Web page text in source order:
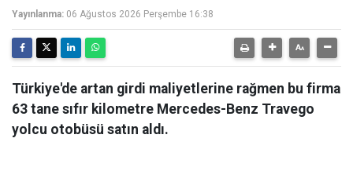
Yayınlanma: 06 Ağustos 2026 Perşembe 16:38
Türkiye'de artan girdi maliyetlerine rağmen bu firma
63 tane sıfır kilometre Mercedes-Benz Travego
yolcu otobüsü satın aldı.